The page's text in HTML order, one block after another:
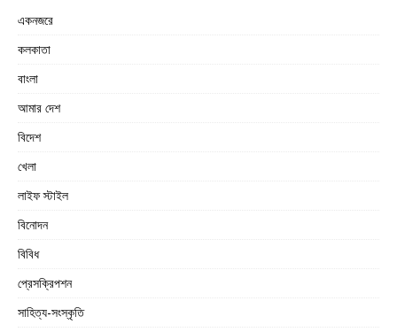
একনজরে
কলকাতা
বাংলা
আমার দেশ
বিদেশ
খেলা
লাইফ স্টাইল
বিনোদন
বিবিধ
প্রেসক্রিপশন
সাহিত্য-সংস্কৃতি